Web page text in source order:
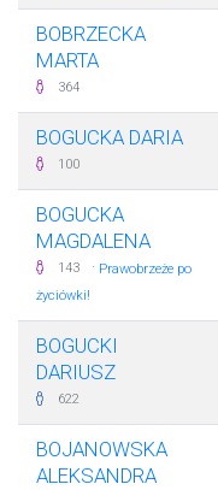
BOBRZECKA
MARTA
364
BOGUCKA DARIA
100
BOGUCKA
MAGDALENA
143 · Prawobrzeże po
życiówki!
BOGUCKI
DARIUSZ
622
BOJANOWSKA
ALEKSANDRA